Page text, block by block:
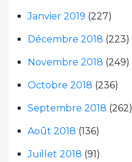
Janvier 2019 (227)
Décembre 2018 (223)
Novembre 2018 (249)
Octobre 2018 (236)
Septembre 2018 (262)
Août 2018 (136)
Juillet 2018 (91)